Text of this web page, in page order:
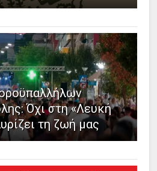
Όχι στη «Λευκή
τη ζωή μας